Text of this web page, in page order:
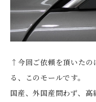
↑今回ご依頼を頂いたの
る、このモールです。
国産、外国産問わず、高